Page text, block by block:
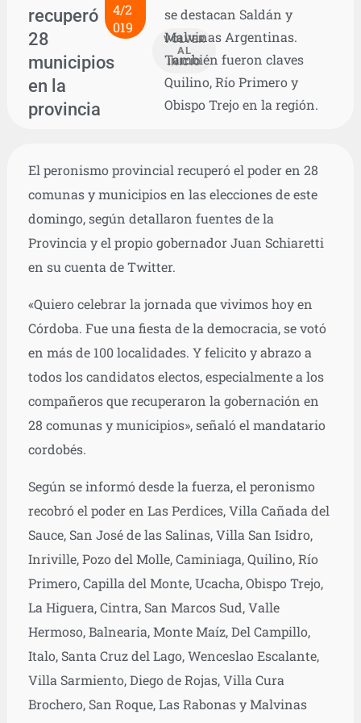
recuperó
28
municipios
en la
provincia
4/2
019
VOLVER
AL
INICIO
se destacan Saldán y
Malvinas Argentinas.
También fueron claves
Quilino, Río Primero y
Obispo Trejo en la región.
El peronismo provincial recuperó el poder en 28
comunas y municipios en las elecciones de este
domingo, según detallaron fuentes de la
Provincia y el propio gobernador Juan Schiaretti
en su cuenta de Twitter.
«Quiero celebrar la jornada que vivimos hoy en
Córdoba. Fue una fiesta de la democracia, se votó
en más de 100 localidades. Y felicito y abrazo a
todos los candidatos electos, especialmente a los
compañeros que recuperaron la gobernación en
28 comunas y municipios», señaló el mandatario
cordobés.
Según se informó desde la fuerza, el peronismo
recobró el poder en Las Perdices, Villa Cañada del
Sauce, San José de las Salinas, Villa San Isidro,
Inriville, Pozo del Molle, Caminiaga, Quilino, Río
Primero, Capilla del Monte, Ucacha, Obispo Trejo,
La Higuera, Cintra, San Marcos Sud, Valle
Hermoso, Balnearia, Monte Maíz, Del Campillo,
Italo, Santa Cruz del Lago, Wenceslao Escalante,
Villa Sarmiento, Diego de Rojas, Villa Cura
Brochero, San Roque, Las Rabonas y Malvinas